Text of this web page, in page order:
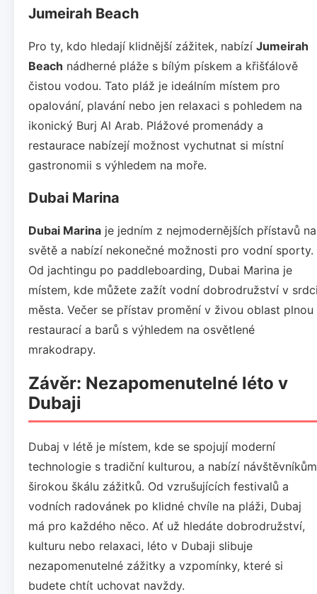
Jumeirah Beach
Pro ty, kdo hledají klidnější zážitek, nabízí Jumeirah
Beach nádherné pláže s bílým pískem a křišťálově
čistou vodou. Tato pláž je ideálním místem pro
opalování, plavání nebo jen relaxaci s pohledem na
ikonický Burj Al Arab. Plážové promenády a
restaurace nabízejí možnost vychutnat si místní
gastronomii s výhledem na moře.
Dubai Marina
Dubai Marina je jedním z nejmodernějších přístavů na
světě a nabízí nekonečné možnosti pro vodní sporty.
Od jachtingu po paddleboarding, Dubai Marina je
místem, kde můžete zažít vodní dobrodružství v
města. Večer se přístav promění v živou oblast plnou
restaurací a barů s výhledem na osvětlené
mrakodrapy.
Závěr: Nezapomenutelné léto v
Dubaji
Dubaj v létě je místem, kde se spojují moderní
technologie s tradiční kulturou, a nabízí návštěvníkům
širokou škálu zážitků. Od vzrušujících festivalů a
vodních radovánek po klidné chvíle na pláži, Dubaj
má pro každého něco. Ať už hledáte dobrodružství,
kulturu nebo relaxaci, léto v Dubaji slibuje
nezapomenutelné zážitky a vzpomínky, které si
budete chtít uchovat navždy.